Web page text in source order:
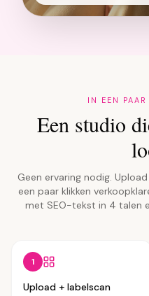
IN EEN PAAR
Een studio
Geen ervaring nodig.
een paar klikken
met SEO-tekst in 4 talen
1
Upload + labelscan